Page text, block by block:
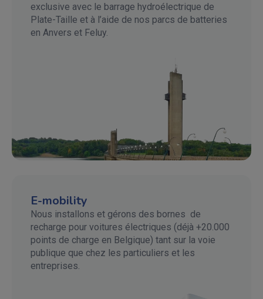
exclusive avec le barrage hydroélectrique de
Plate-Taille et à l’aide de nos parcs de batteries
en Anvers et Feluy.
E-mobility
Nous installons et gérons des bornes de
recharge pour voitures électriques (déjà +20.000
points de charge en Belgique) tant sur la voie
publique que chez les particuliers et les
entreprises.